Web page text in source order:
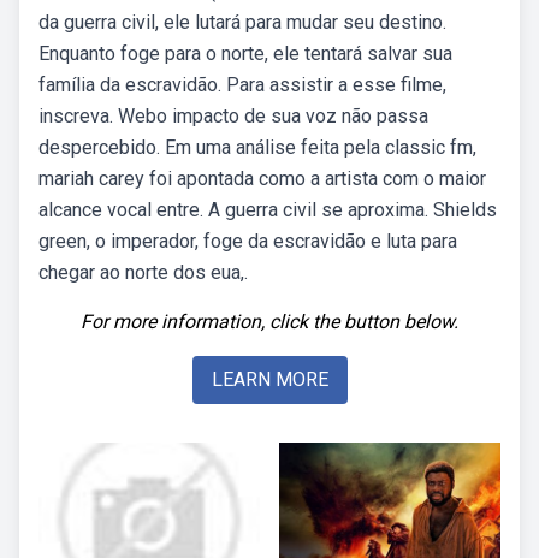
da guerra civil, ele lutará para mudar seu destino.
Enquanto foge para o norte, ele tentará salvar sua
família da escravidão. Para assistir a esse filme,
inscreva. Webo impacto de sua voz não passa
despercebido. Em uma análise feita pela classic fm,
mariah carey foi apontada como a artista com o maior
alcance vocal entre. A guerra civil se aproxima. Shields
green, o imperador, foge da escravidão e luta para
chegar ao norte dos eua,.
For more information, click the button below.
LEARN MORE